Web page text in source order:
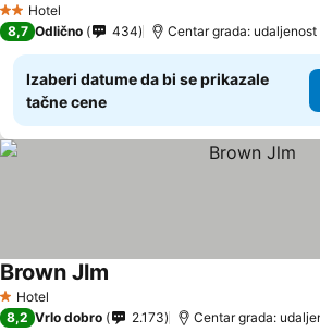
2 Zvezdice
Hotel
8,7 Odlično 434 Centar grada:
Izaberi datume da bi se prikazale
tačne cene
1 Zvezdice
Hotel
Brown Jlm
8,2 Vrlo dobro 2.173 Centar grada: